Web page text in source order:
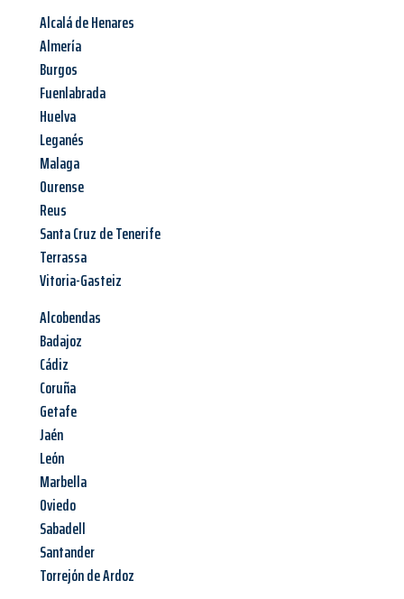
Alcalá de Henares
Almería
Burgos
Fuenlabrada
Huelva
Leganés
Malaga
Ourense
Reus
Santa Cruz de Tenerife
Terrassa
Vitoria-Gasteiz
Alcobendas
Badajoz
Cádiz
Coruña
Getafe
Jaén
León
Marbella
Oviedo
Sabadell
Santander
Torrejón de Ardoz